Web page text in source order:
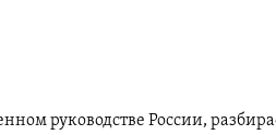
руководстве России,